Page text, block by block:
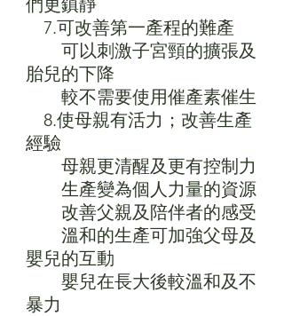
7.可改善第一產程的難產
可以刺激子宮頸的擴張及
胎兒的下降
較不需要使用催產素催生
8.使母親有活力；改善生產
經驗
母親更清醒及更有控制力
生產變為個人力量的資源
改善父親及陪伴者的感受
溫和的生產可加強父母及
嬰兒的互動
嬰兒在長大後較溫和及不
暴力